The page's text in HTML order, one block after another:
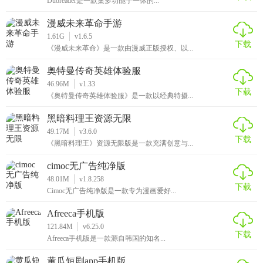
漫威未来革命手游
1.61G
v1.6.5
《漫威未来革命》是一款由漫威正版授权、以...
下载
奥特曼传奇英雄体验服
46.96M
v1.33
《奥特曼传奇英雄体验服》是一款以经典特摄...
下载
黑暗料理王资源无限
49.17M
v3.6.0
《黑暗料理王》资源无限版是一款充满创意与...
下载
cimoc无广告纯净版
48.01M
v1.8.258
Cimoc无广告纯净版是一款专为漫画爱好...
下载
Afreeca手机版
121.84M
v6.25.0
Afreeca手机版是一款源自韩国的知名...
下载
黄瓜短剧app手机版